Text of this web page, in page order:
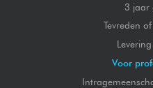
3 jaar
Tevreden
Voor